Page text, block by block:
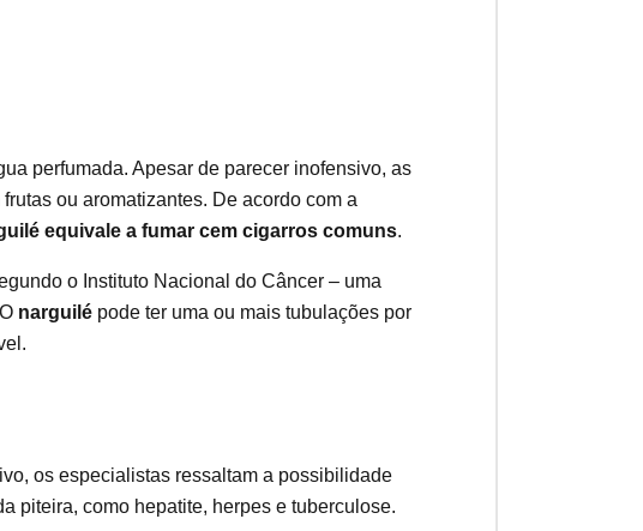
perfumada. Apesar de parecer inofensivo, as
ou aromatizantes. De acordo com a
equivale a fumar cem cigarros comuns.
o Instituto Nacional do Câncer – uma
narguilé pode ter uma ou mais tubulações por
os especialistas ressaltam a possibilidade
piteira, como hepatite, herpes e tuberculose.